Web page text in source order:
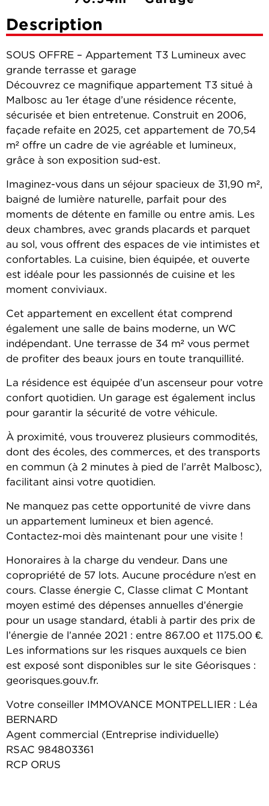
Description
SOUS OFFRE – Appartement T3 Lumineux avec
grande terrasse et garage
Découvrez ce magnifique appartement T3 situé à
Malbosc au 1er étage d’une résidence récente,
sécurisée et bien entretenue. Construit en 2006,
façade refaite en 2025, cet appartement de 70,54
m² offre un cadre de vie agréable et lumineux,
grâce à son exposition sud-est.
Imaginez-vous dans un séjour spacieux de 31,90 m²,
baigné de lumière naturelle, parfait pour des
moments de détente en famille ou entre amis. Les
deux chambres, avec grands placards et parquet
au sol, vous offrent des espaces de vie intimistes et
confortables. La cuisine, bien équipée, et ouverte
est idéale pour les passionnés de cuisine et les
moment conviviaux.
Cet appartement en excellent état comprend
également une salle de bains moderne, un WC
indépendant. Une terrasse de 34 m² vous permet
de profiter des beaux jours en toute tranquillité.
La résidence est équipée d’un ascenseur pour votre
confort quotidien. Un garage est également inclus
pour garantir la sécurité de votre véhicule.
À proximité, vous trouverez plusieurs commodités,
dont des écoles, des commerces, et des transports
en commun (à 2 minutes à pied de l’arrêt Malbosc),
facilitant ainsi votre quotidien.
Ne manquez pas cette opportunité de vivre dans
un appartement lumineux et bien agencé.
Contactez-moi dès maintenant pour une visite !
Honoraires à la charge du vendeur. Dans une
copropriété de 57 lots. Aucune procédure n’est en
cours. Classe énergie C, Classe climat C Montant
moyen estimé des dépenses annuelles d’énergie
pour un usage standard, établi à partir des prix de
l’énergie de l’année 2021 : entre 867.00 et 1175.00 €.
Les informations sur les risques auxquels ce bien
est exposé sont disponibles sur le site Géorisques :
georisques.gouv.fr.
Votre conseiller IMMOVANCE MONTPELLIER : Léa
BERNARD
Agent commercial (Entreprise individuelle)
RSAC 984803361
RCP ORUS